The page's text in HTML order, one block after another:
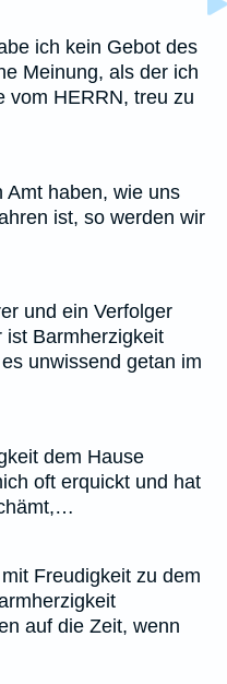
ich kein Gebot des
Meinung, als der ich
vom HERRN, treu zu
Amt haben, wie uns
ist, so werden wir
und ein Verfolger
ist Barmherzigkeit
unwissend getan im
dem Hause
oft erquickt und hat
Freudigkeit zu dem
auf die Zeit, wenn